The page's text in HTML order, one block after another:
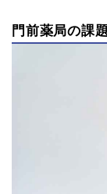
門前薬局の課題